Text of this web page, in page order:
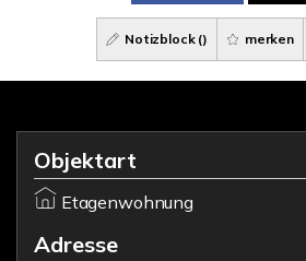
Notizblock () merken
Objektart
Etagenwohnung
Adresse